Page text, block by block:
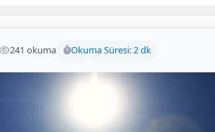
241 okuma Okuma Süresi: 2 dk